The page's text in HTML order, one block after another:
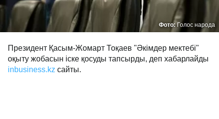
Фото:Голос народа
Президент Қасым-Жомарт Тоқаев "Әкімдер мектебі"
оқыту жобасын іске қосуды тапсырды, деп хабарлайды
inbusiness.kz сайты.